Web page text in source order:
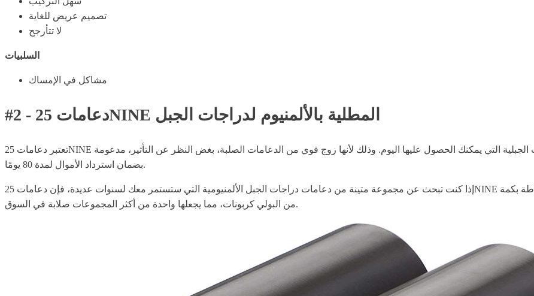
تصميم عريض للغاية
لا تتأرجح
السلبيات
مشاكل في الإمساك
#2 - دعامات 25NINE المطلية بالألمنيوم لدراجات الجبل
تعتبر دعامات 25NINE المطلية بالألمنيوم لدراجات الجبل واحدة من أفضل دعامات الدراجات الجبلية التي يمكنك الحصول عليها اليوم. وذلك لأنها زوج قوي من الدعامات الصلبة، بغض النظر عن التأثير، مدعومة
بضمان استرداد الأموال لمدة 80 يومًا.
إذا كنت تبحث عن مجموعة متينة من دعامات دراجات الجبل الألمنيومية التي ستستمر معك لسنوات عديدة، فإن دعامات 25NINE المطلية بالألمنيوم مثالية. نواتهم الألمنيومية الخفيفة ولكن المتينة محاطة بكمة
من البولي كربونات، مما يجعلها واحدة من أكثر المجموعات صلابة في السوق.